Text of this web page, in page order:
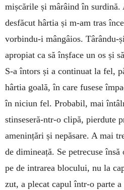
mișcările și mârâind în surdină.
desfăcut hârtia și m-am tras
vorbindu-i mângâios. Tâ­rându-
apropiat ca să înșface un os și
S-a întors și a con­tinuat la fel,
hârtia goală, în care fusese
în niciun fel. Probabil, mai
stinseseră-ntr-o clipă, pierdute
ame­nin­țări și ne­păsare. A mai
de dimi­nea­ță. Se petrecuse
pe de intrarea blocului, nu la
zut, a plecat capul într-o parte